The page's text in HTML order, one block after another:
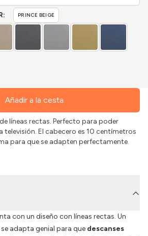
PRINCE BEIGE
Añadir a la cesta
líneas rectas. Perfecto para poder
televisión. El cabecero es 10 centímetros
para que se adapten perfectamente.
con un diseño con líneas rectas. Un
se adapta genial para que descanses